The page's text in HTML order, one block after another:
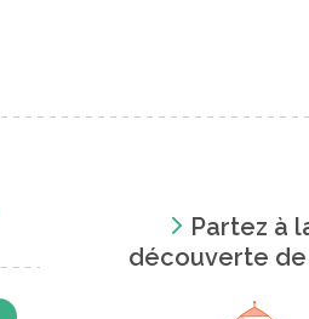
Partez à
découverte